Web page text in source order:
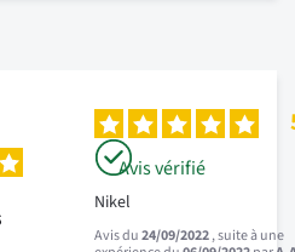
Avis vérifié
Nikel
Avis du24/09/2022, suite à une